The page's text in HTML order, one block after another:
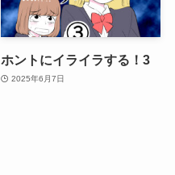
ホントにイライラする！3
2025年6月7日